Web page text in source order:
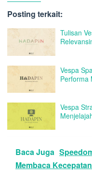
Posting terkait:
Tulisan
Vespa
Performa
Vespa
Baca Juga
Membaca